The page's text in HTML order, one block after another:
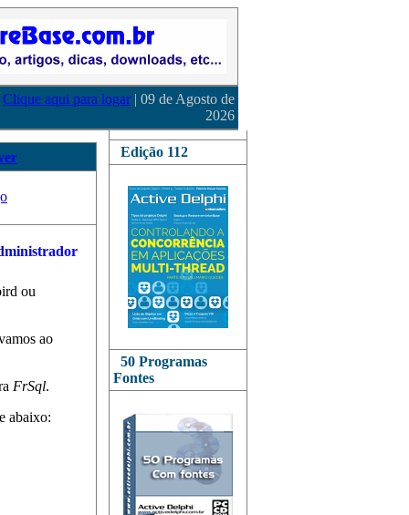
Clique aqui para logar | 09 de Agosto de
2026
ou
ao
FrSql.
abaixo:
Edição 112
50 Programas
Fontes